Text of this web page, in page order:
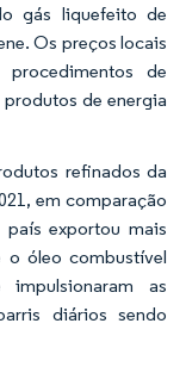
gás liquefeito de
Os preços locais
de
de energia
refinados da
em comparação
exportou mais
o óleo combustível
as
diários sendo